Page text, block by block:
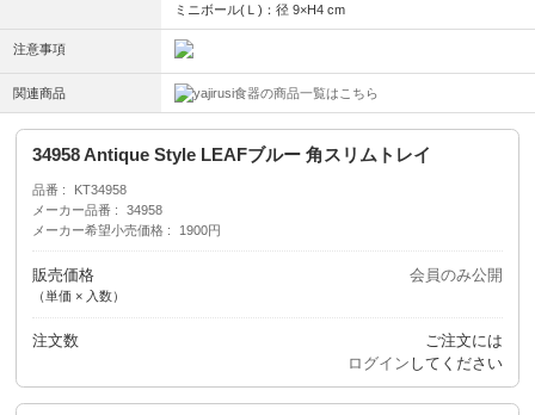
ミニボール(Ｌ)：径 9×H4 cm
注意事項
関連商品 食器の商品一覧はこちら
34958 Antique Style LEAFブルー 角スリムトレイ
品番
KT34958
メーカー品番
34958
メーカー希望小売価格
1900円
販売価格
（単価 × 入数）
会員のみ公開
注文数
ご注文には
ログイン してください